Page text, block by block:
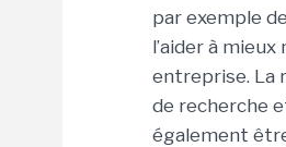
par exemple
l’aider à
entreprise. La
de recherche
également